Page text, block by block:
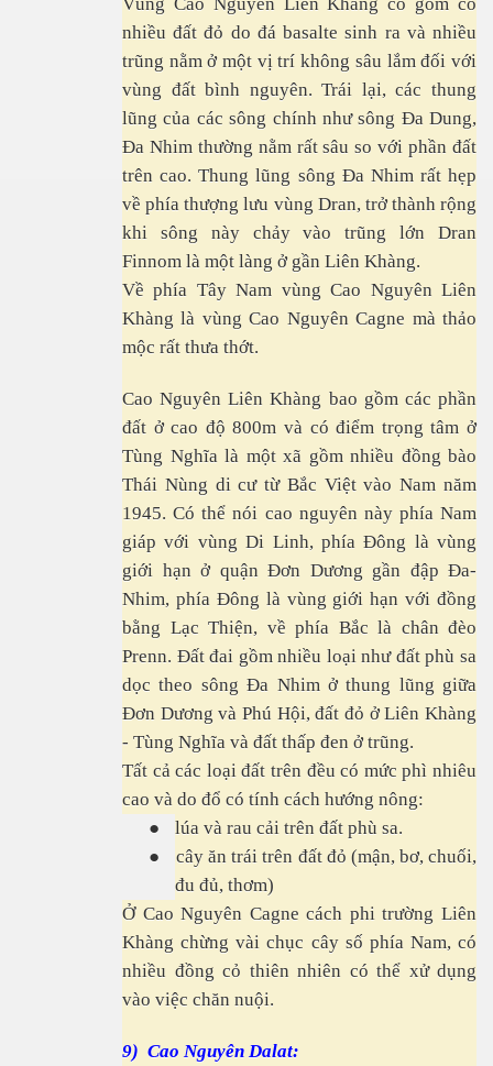
nhiều đất đỏ do đá basalte sinh ra và nhiều
trũng nằm ở một vị trí không sâu lắm đối với
vùng đất bình nguyên. Trái lại, các thung
lũng của các sông chính như sông Đa Dung,
Đa Nhim thường nằm rất sâu so với phần đất
trên cao. Thung lũng sông Đa Nhim rất hẹp
về phía thượng lưu vùng Dran, trở thành rộng
khi sông này chảy vào trũng lớn Dran
Finnom là một làng ở gần Liên Khàng.
Về phía Tây Nam vùng Cao Nguyên Liên
Khàng là vùng Cao Nguyên Cagne mà thảo
mộc rất thưa thớt.
Cao Nguyên Liên Khàng bao gồm các phần
đất ở cao độ 800m và có điểm trọng tâm ở
Tùng Nghĩa là một xã gồm nhiều đồng bào
Thái Nùng di cư từ Bắc Việt vào Nam năm
1945. Có thể nói cao nguyên này phía Nam
giáp với vùng Di Linh, phía Đông là vùng
giới hạn ở quận Đơn Dương gần đập Đa-
Nhim, phía Đông là vùng giới hạn với đồng
bằng Lạc Thiện, về phía Bắc là chân đèo
Prenn. Đất đai gồm nhiều loại như đất phù sa
dọc theo sông Đa Nhim ở thung lũng giữa
Đơn Dương và Phú Hội, đất đỏ ở Liên Khàng
- Tùng Nghĩa và đất thấp đen ở trũng.
Tất cả các loại đất trên đều có mức phì nhiêu
cao và do đổ có tính cách hướng nông:
●
lúa và rau cải trên đất phù sa.
●
cây ăn trái trên đất đỏ (mận, bơ, chuối,
đu đủ, thơm)
Ở Cao Nguyên Cagne cách phi trường Liên
Khàng chừng vài chục cây số phía Nam, có
nhiều đồng cỏ thiên nhiên có thể xử dụng
vào việc chăn nuội.
9) Cao Nguyên Dalat: